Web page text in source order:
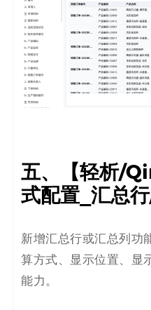
五、【轻析/
式配置_汇总
新增汇总行或汇总列功
算方式、显示位置、显
能力。